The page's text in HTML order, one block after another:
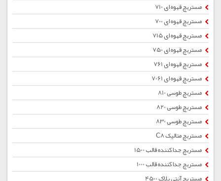
مستربچ قهوه ای 710
مستربچ قهوه ای 700
مستربچ قهوه ای 715
مستربچ قهوه ای 750
مستربچ قهوه ای 761
مستربچ قهوه ای 7061
مستربچ طوسی 810
مستربچ طوسی 820
مستربچ طوسی 830
مستربچ متالیک C8
مستربچ جداکننده قالب 1500
مستربچ جداکننده قالب 1000